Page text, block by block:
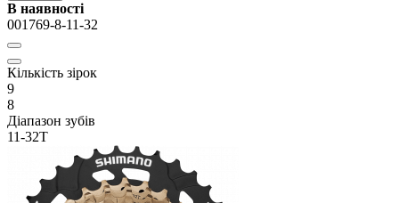
В наявності
001769-8-11-32
Кількість зірок
9
8
Діапазон зубів
11-32Т